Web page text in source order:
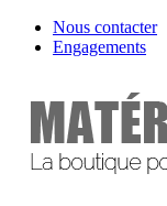
Nous contacter
Engagements